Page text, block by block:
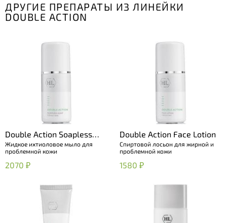
ДРУГИЕ ПРЕПАРАТЫ ИЗ ЛИНЕЙКИ
DOUBLE ACTION
Double Action Soapless
Soap
Жидкое ихтиоловое мыло для
проблемной кожи
2070 ₽
Double Action Face Lotion
Спиртовой лосьон для жирной и
проблемной кожи
1580 ₽